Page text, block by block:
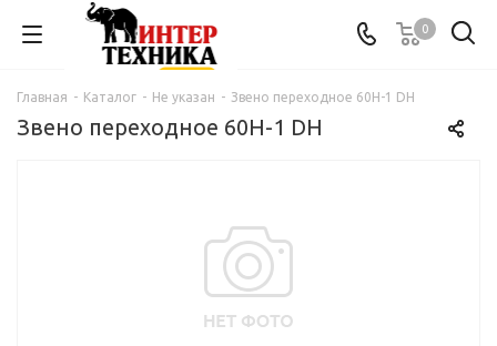
0
Главная - Каталог - Не указан - Звено переходное 60H-1 DH
Звено переходное 60H-1 DH